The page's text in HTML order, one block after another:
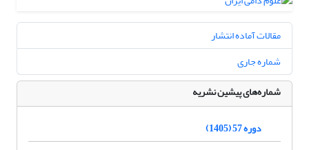
مقالات آماده انتشار
شماره جاری
شماره‌های پیشین نشریه
دوره 57 (1405)